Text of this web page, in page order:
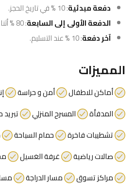
دفعة مبدئية: 10 % في تاريخ الحجز.
الدفعة الأولى إلى السابعة: 80 % أثناء البناء.
آخر دفعة: 10 % عند التسليم.
المميزات
أماكن للاطفال أمن و حراسة
المدفأة
المسرح المنزلي
تشطيبات فاخرة
حمام السباحة
صالات رياضية
غرفة الغسيل
مراكز تسوق
مسار الدراجة